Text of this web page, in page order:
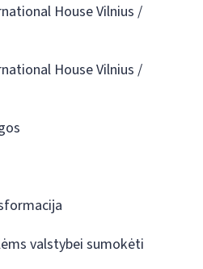
House Vilnius /
House Vilnius /
valstybei sumokėti